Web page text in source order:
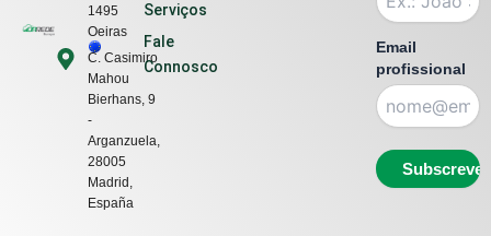
1495
Oeiras
C. Casimiro
Mahou
Bierhans, 9
-
Arganzuela,
28005
Madrid,
España
d
i
n
Serviços
Fale
Connosco
Email
profissional